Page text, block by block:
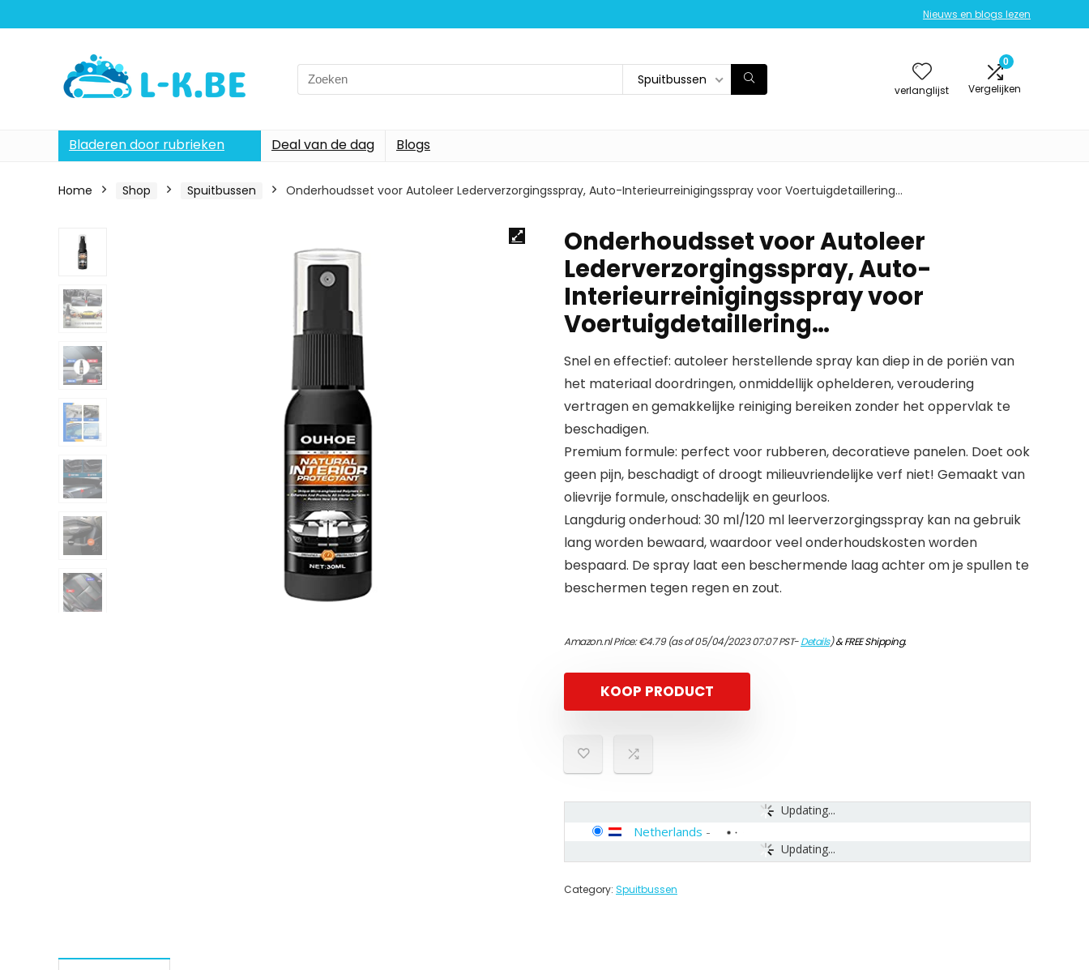
Nieuws en blogs lezen
Search
for:
Spuitbussen
verlanglijst
0
Vergelijken
Bladeren door rubrieken Deal van de dag Blogs
Home Shop Spuitbussen Onderhoudsset voor Autoleer Lederverzorgingsspray, Auto-Interieurreinigingsspray voor Voertuigdetaillering…
Onderhoudsset voor Autoleer
Lederverzorgingsspray, Auto-
Interieurreinigingsspray voor
Voertuigdetaillering…
Snel en effectief: autoleer herstellende spray kan diep in de poriën van
het materiaal doordringen, onmiddellijk ophelderen, veroudering
vertragen en gemakkelijke reiniging bereiken zonder het oppervlak te
beschadigen.
Premium formule: perfect voor rubberen, decoratieve panelen. Doet ook
geen pijn, beschadigt of droogt milieuvriendelijke verf niet! Gemaakt van
olievrije formule, onschadelijk en geurloos.
Langdurig onderhoud: 30 ml/120 ml leerverzorgingsspray kan na gebruik
lang worden bewaard, waardoor veel onderhoudskosten worden
bespaard. De spray laat een beschermende laag achter om je spullen te
beschermen tegen regen en zout.
Amazon.nl Price:€4.79(as of 05/04/2023 07:07 PST-Details)&FREE Shipping.
KOOP PRODUCT
Updating...
Updating...
Netherlands -
Category: Spuitbussen